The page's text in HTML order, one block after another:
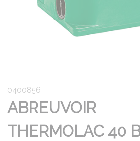
0400856
ABREUVOIR
THERMOLAC 40